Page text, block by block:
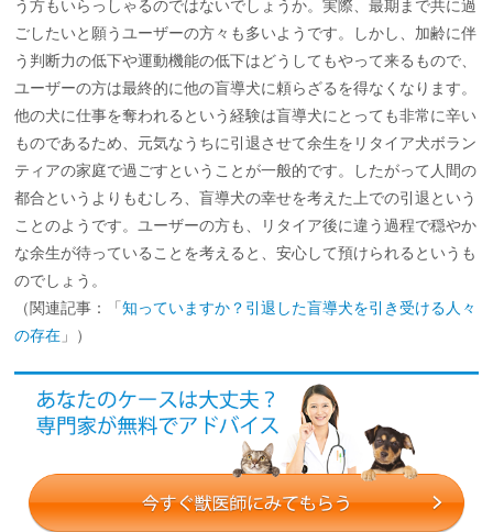
う方もいらっしゃるのではないでしょうか。実際、最期まで共に過
ごしたいと願うユーザーの方々も多いようです。しかし、加齢に伴
う判断力の低下や運動機能の低下はどうしてもやって来るもので、
ユーザーの方は最終的に他の盲導犬に頼らざるを得なくなります。
他の犬に仕事を奪われるという経験は盲導犬にとっても非常に辛い
ものであるため、元気なうちに引退させて余生をリタイア犬ボラン
ティアの家庭で過ごすということが一般的です。したがって人間の
都合というよりもむしろ、盲導犬の幸せを考えた上での引退という
ことのようです。ユーザーの方も、リタイア後に違う過程で穏やか
な余生が待っていることを考えると、安心して預けられるというも
のでしょう。
（関連記事：「知っていますか？引退した盲導犬を引き受ける人々
の存在 」）